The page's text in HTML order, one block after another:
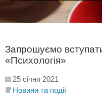
Запрошуємо
«Психологія»
25 січня 2021
Новини та події